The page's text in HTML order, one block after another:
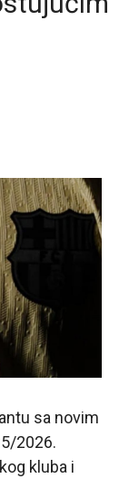
sa novim
2026.
kluba i